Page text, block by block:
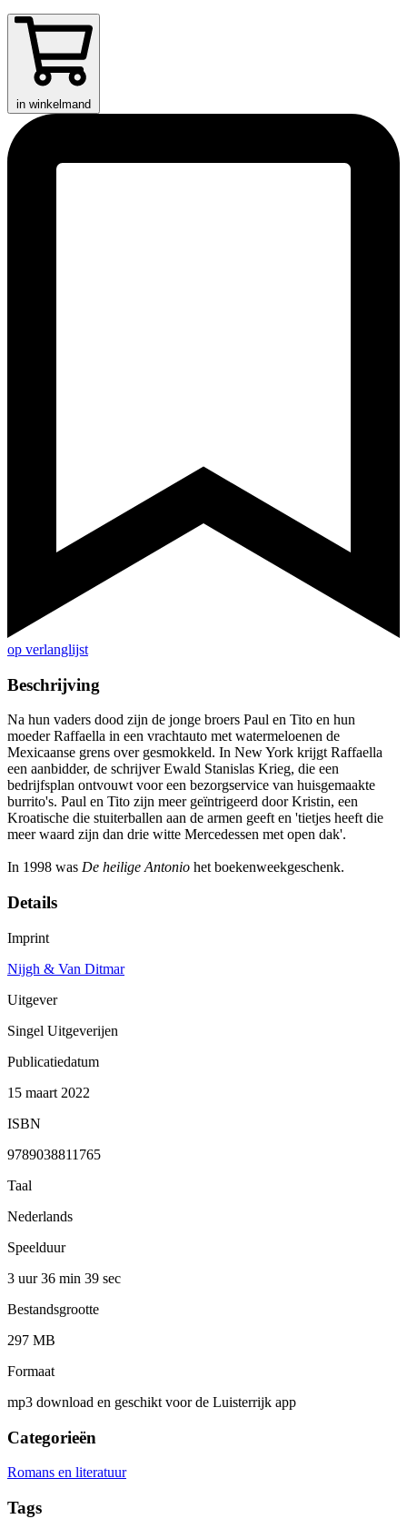
in winkelmand
op verlanglijst
Beschrijving
Na hun vaders dood zijn de jonge broers Paul en Tito en hun
moeder Raffaella in een vrachtauto met watermeloenen de
Mexicaanse grens over gesmokkeld. In New York krijgt Raffaella
een aanbidder, de schrijver Ewald Stanislas Krieg, die een
bedrijfsplan ontvouwt voor een bezorgservice van huisgemaakte
burrito's. Paul en Tito zijn meer geïntrigeerd door Kristin, een
Kroatische die stuiterballen aan de armen geeft en 'tietjes heeft die
meer waard zijn dan drie witte Mercedessen met open dak'.
In 1998 was De heilige Antonio het boekenweekgeschenk.
Details
Imprint
Nijgh & Van Ditmar
Uitgever
Singel Uitgeverijen
Publicatiedatum
15 maart 2022
ISBN
9789038811765
Taal
Nederlands
Speelduur
3 uur 36 min 39 sec
Bestandsgrootte
297 MB
Formaat
mp3 download en geschikt voor de Luisterrijk app
Categorieën
Romans en literatuur
Tags